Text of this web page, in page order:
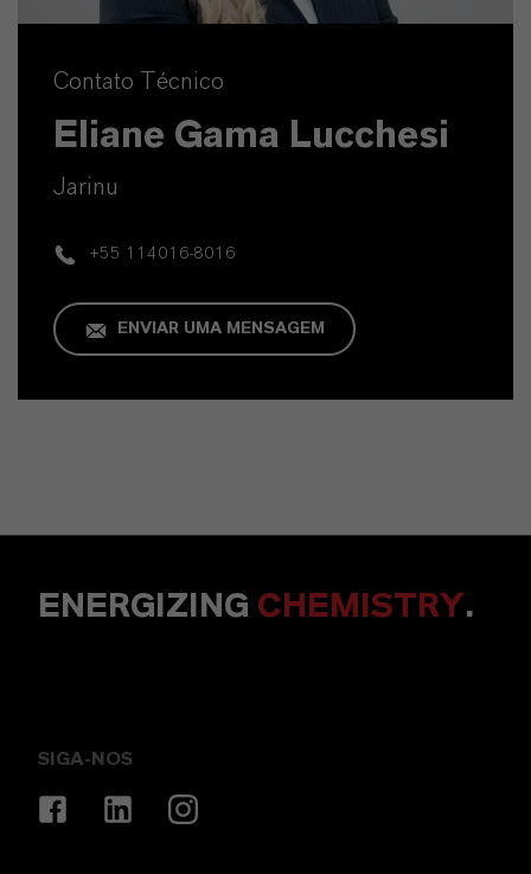
Contato Técnico
Eliane Gama Lucchesi
Jarinu
+55 114016-8016
ENVIAR UMA MENSAGEM
ENERGIZING CHEMISTRY.
SIGA-NOS